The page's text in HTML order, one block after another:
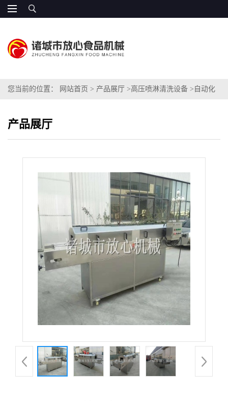
您当前的位置： 网站首页 > 产品展厅 >高压喷淋清洗设备 > 自动化
产品展厅